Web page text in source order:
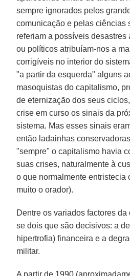
sempre ignorados pelos
comunicação e pelas ciências
referiam a possíveis
ou políticos atribuíam-nos a
corrigíveis no interior do
"a partir da esquerda" alguns
masoquistas do capitalismo,
de eternização dos seus
crise em curso os sinais da
sistema. Mas esses sinais
então ladainhas
"sempre" o capitalismo havia
suas crises, naturalmente à
o que normalmente entristecia
muito o orador).
Dentre os variados factores
se dois que são decisivos: a
hipertrofia) financeira e a
militar.
A partir de 1990